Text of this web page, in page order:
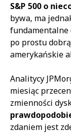
S&P 500 o
bywa, ma
fundamentalne
po prostu
amerykańskie
Analitycy
miesiąc
zmienności
zdaniem jest